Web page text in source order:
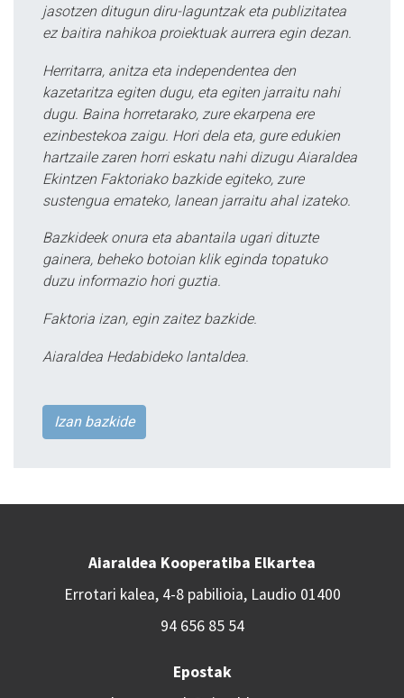
jasotzen ditugun diru-laguntzak eta publizitatea
ez baitira nahikoa proiektuak aurrera egin dezan.
Herritarra, anitza eta independentea den
kazetaritza egiten dugu, eta egiten jarraitu nahi
dugu. Baina horretarako, zure ekarpena ere
ezinbestekoa zaigu. Hori dela eta, gure edukien
hartzaile zaren horri eskatu nahi dizugu Aiaraldea
Ekintzen Faktoriako bazkide egiteko, zure
sustengua emateko, lanean jarraitu ahal izateko.
Bazkideek onura eta abantaila ugari dituzte
gainera, beheko botoian klik eginda topatuko
duzu informazio hori guztia.
Faktoria izan, egin zaitez bazkide.
Aiaraldea Hedabideko lantaldea.
Izan bazkide
Aiaraldea Kooperatiba Elkartea
Errotari kalea, 4-8 pabilioia, Laudio 01400
94 656 85 54
Epostak